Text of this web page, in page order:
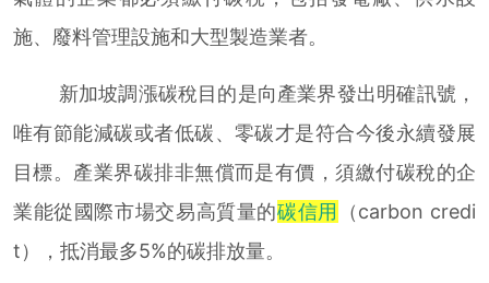
施、廢料管理設施和大型製造業者。
新加坡調漲碳稅目的是向產業界發出明確訊號，
唯有節能減碳或者低碳、零碳才是符合今後永續發展
目標。產業界碳排非無償而是有價，須繳付碳稅的企
業能從國際市場交易高質量的碳信用
（carbon credi
t），抵消最多5%的碳排放量。